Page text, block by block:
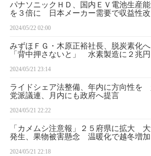
パナソニックＨＤ、国内ＥＶ電池生産能
を３倍に 日本メーカー需要で収益性
2024/05/22 02:00
みずほＦＧ・木原正裕社長、脱炭素化へ
「背中押さないと」 水素製造に２兆
2024/05/21 23:14
ライドシェア法整備、年内に方向性を
党派議連、月内にも政府へ提言
2024/05/21 22:22
「カメムシ注意報」２５府県に拡大
発生、果物被害懸念 温暖化で越冬増加
2024/05/21 22:18